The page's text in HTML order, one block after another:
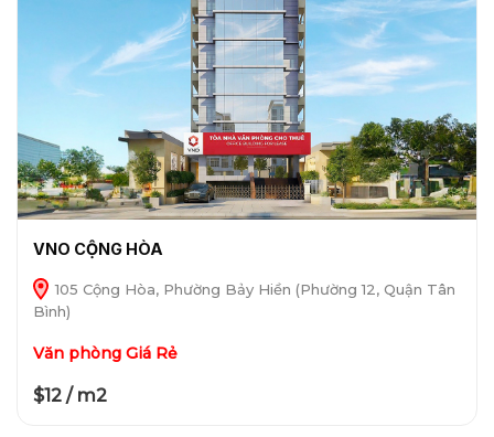
VNO CỘNG HÒA
105 Cộng Hòa, Phường Bảy Hiền (Phường 12, Quận Tân
Bình)
Văn phòng Giá Rẻ
$12 / m2